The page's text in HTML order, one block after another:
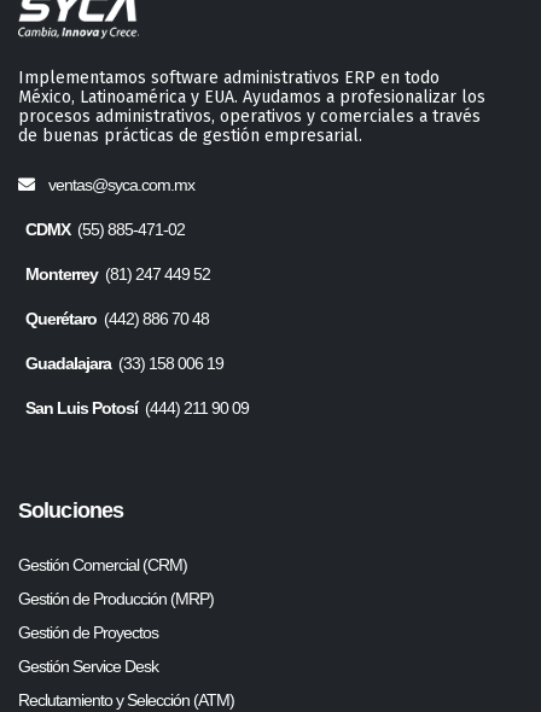
Implementamos software administrativos ERP en todo
México, Latinoamérica y EUA. Ayudamos a profesionalizar los
procesos administrativos, operativos y comerciales a través
de buenas prácticas de gestión empresarial.
ventas@syca.com.mx
CDMX(55) 885-471-02
Monterrey(81) 247 449 52
Querétaro (442) 886 70 48
Guadalajara(33) 158 006 19
San Luis Potosí(444) 211 90 09
Soluciones
Gestión Comercial (CRM)
Gestión de Producción (MRP)
Gestión de Proyectos
Gestión Service Desk
Reclutamiento y Selección (ATM)